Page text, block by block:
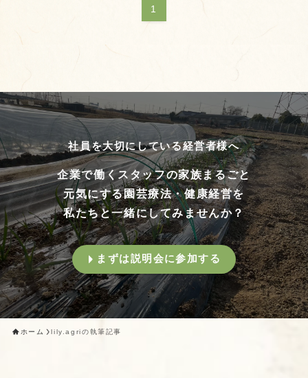
1
社員を大切にしている経営者様へ
企業で働くスタッフの家族まるごと
元気にする園芸療法・健康経営を
私たちと一緒にしてみませんか？
まずは説明会に参加する
ホーム lily.agriの執筆記事